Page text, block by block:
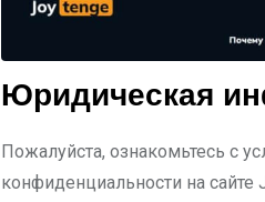
Юридическая
Пожалуйста, ознакомьтесь с
конфиденциальности на